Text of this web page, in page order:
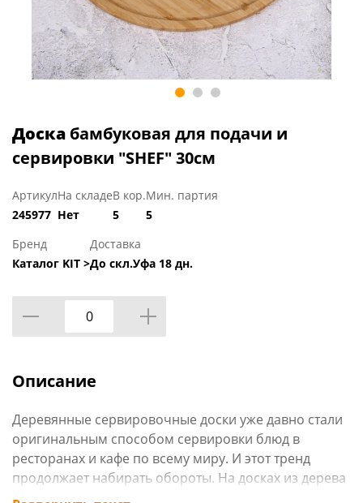
Доска бамбуковая для подачи и
сервировки "SHEF" 30см
Артикул
245977
На складе
Нет
В кор.
5
Мин. партия
5
Бренд
Каталог KIT >
Доставка
До скл.Уфа 18 дн.
Описание
Деревянные сервировочные доски уже давно стали
оригинальным способом сервировки блюд в
ресторанах и кафе по всему миру. И этот тренд
продолжает набирать обороты. На досках из дерева
можно подавать практически любые блюда, кроме,